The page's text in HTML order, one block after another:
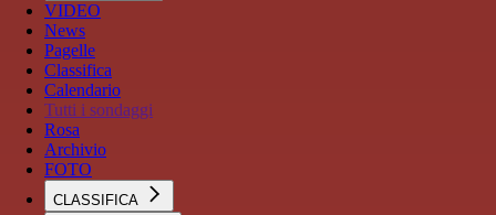
VIDEO
News
Pagelle
Classifica
Calendario
Tutti i sondaggi
Rosa
Archivio
FOTO
CLASSIFICA